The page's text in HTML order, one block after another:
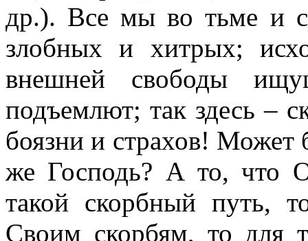
др.). Все мы во тьме и
злобных и хитрых;
внешней свободы
подъемлют; так здесь –
боязни и страхов! Может
же Господь? А то, что
такой скорбный путь,
Своим скорбям, то для